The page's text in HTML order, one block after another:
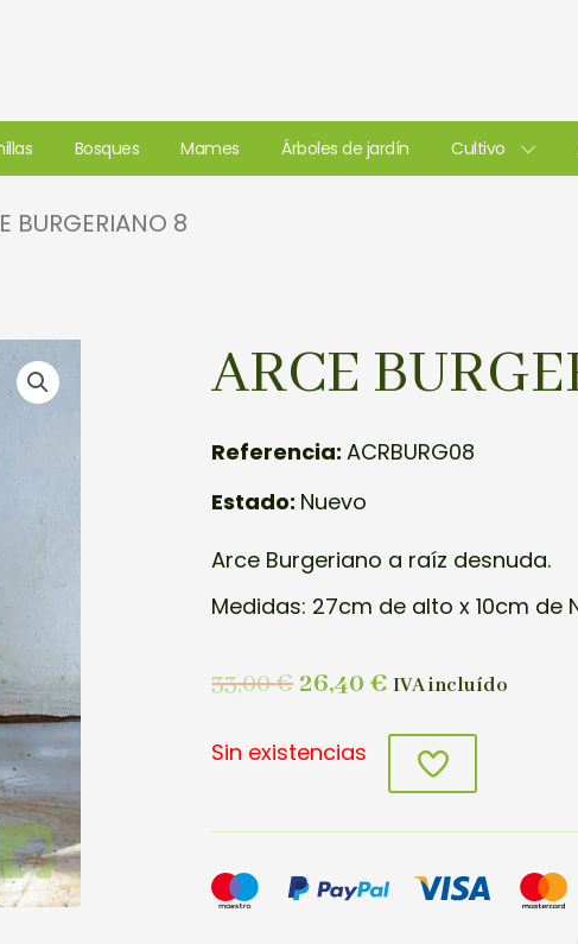
Bosques Mames Árboles de jardín Cultivo
BURGERIANO 8
ARCE
Referencia:ACRBURG08
Estado: Nuevo
Arce Burgeriano a raíz desnuda.
Medidas: 27cm de alto x 10cm de
33,00€26,40€ IVA incluído
Sin existencias